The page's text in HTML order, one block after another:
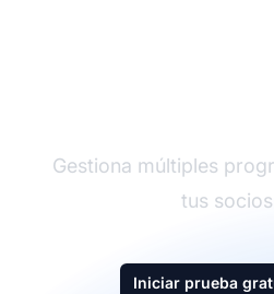
Gestiona múltiples
tus
Iniciar prueba